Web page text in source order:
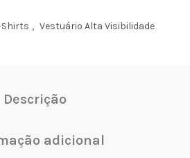
Shirts , Vestuário Alta Visibilidade
Descrição
adicional